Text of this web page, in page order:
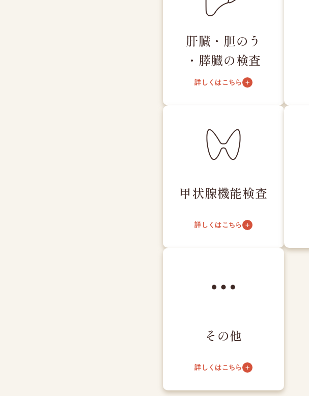
肝臓・胆のう
・膵臓の検査
詳しくはこちら
甲状腺機能検査
詳しくはこちら
その他
詳しくはこちら